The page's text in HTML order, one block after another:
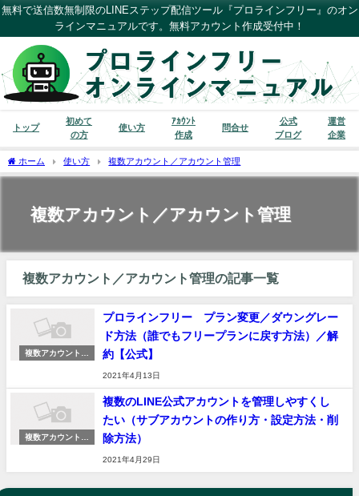
無料で送信数無制限のLINEステップ配信ツール『プロラインフリー』のオン
ラインマニュアルです。無料アカウント作成受付中！
トップ
初めて
の方
使い方
ｱｶｳﾝﾄ
作成
問合せ
公式
ブログ
運営
企業
ホーム 使い方 複数アカウント／アカウント管理
複数アカウント／アカウント管理
複数アカウント／アカウント管理の記事一覧
複数アカウント／
プロラインフリー プラン変更／ダウングレー
ド方法（誰でもフリープランに戻す方法）／解
約【公式】
2021年4月13日
複数アカウント／
複数のLINE公式アカウントを管理しやすくし
たい（サブアカウントの作り方・設定方法・削
除方法）
2021年4月29日